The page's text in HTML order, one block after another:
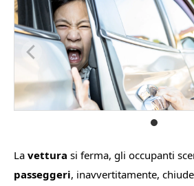
La vettura si ferma, gli occupanti
passeggeri, inavvertitamente,